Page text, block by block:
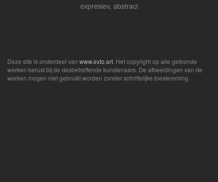
expresiev, abstract
Deze site is onderdeel van www.exto.art . Het copyright op alle getoonde
werken berust bij de desbetreffende kunstenaars. De afbeeldingen van de
werken mogen niet gebruikt worden zonder schriftelijke toestemming.